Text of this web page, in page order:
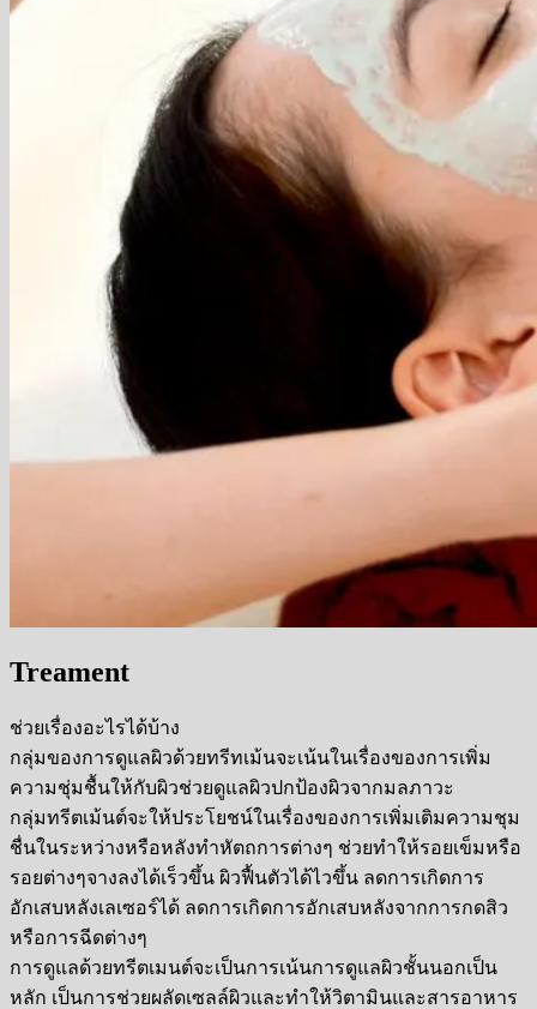
Treament
ช่วยเรื่องอะไรได้บ้าง
กลุ่มของการดูแลผิวด้วยทรีทเม้นจะเน้นในเรื่องของการเพิ่ม
ความชุ่มชื้นให้กับผิวช่วยดูแลผิวปกป้องผิวจากมลภาวะ
กลุ่มทรีตเม้นต์จะให้ประโยชน์ในเรื่องของการเพิ่มเติมความชุม
ชื่นในระหว่างหรือหลังทำหัตถการต่างๆ ช่วยทำให้รอยเข็มหรือ
รอยต่างๆจางลงได้เร็วขึ้น ผิวฟื้นตัวได้ไวขึ้น ลดการเกิดการ
อักเสบหลังเลเซอร์ได้ ลดการเกิดการอักเสบหลังจากการกดสิว
หรือการฉีดต่างๆ
การดูแลด้วยทรีตเมนต์จะเป็นการเน้นการดูแลผิวชั้นนอกเป็น
หลัก เป็นการช่วยผลัดเซลล์ผิวและทำให้วิตามินและสารอาหาร